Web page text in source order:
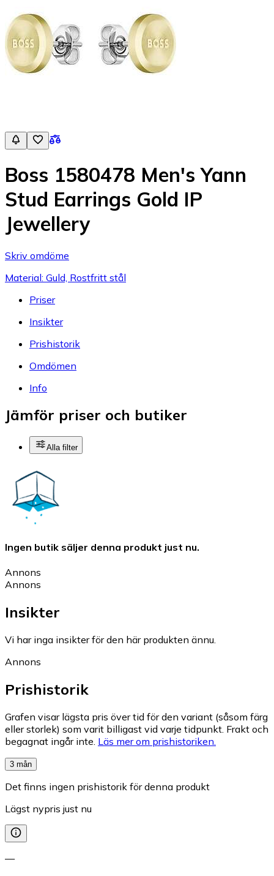
Boss 1580478 Men's Yann
Stud Earrings Gold IP
Jewellery
Skriv omdöme
Material: Guld, Rostfritt stål
Priser
Insikter
Prishistorik
Omdömen
Info
Jämför priser och butiker
Alla filter
Ingen butik säljer denna produkt just nu.
Annons
Annons
Insikter
Vi har inga insikter för den här produkten ännu.
Annons
Prishistorik
Grafen visar lägsta pris över tid för den variant (såsom färg
eller storlek) som varit billigast vid varje tidpunkt. Frakt och
begagnat ingår inte. Läs mer om prishistoriken.
3 mån
Det finns ingen prishistorik för denna produkt
Lägst nypris just nu
—